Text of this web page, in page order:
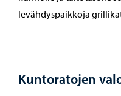
levähdyspaikkoja
Kuntoratojen